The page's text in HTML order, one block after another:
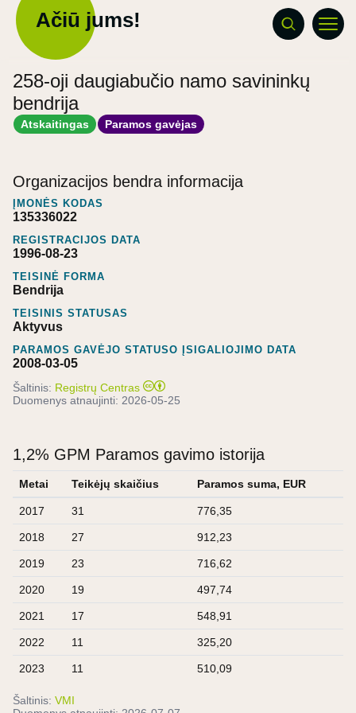
Ačiū jums!
258-oji daugiabučio namo savininkų
bendrija
Atskaitingas Paramos gavėjas
Organizacijos bendra informacija
ĮMONĖS KODAS
135336022
REGISTRACIJOS DATA
1996-08-23
TEISINĖ FORMA
Bendrija
TEISINIS STATUSAS
Aktyvus
PARAMOS GAVĖJO STATUSO ĮSIGALIOJIMO DATA
2008-03-05
Šaltinis: Registrų Centras
Duomenys atnaujinti: 2026-05-25
1,2% GPM Paramos gavimo istorija
Metai Teikėjų skaičius Paramos suma, EUR
2017 31 776,35
2018 27 912,23
2019 23 716,62
2020 19 497,74
2021 17 548,91
2022 11 325,20
2023 11 510,09
Šaltinis: VMI